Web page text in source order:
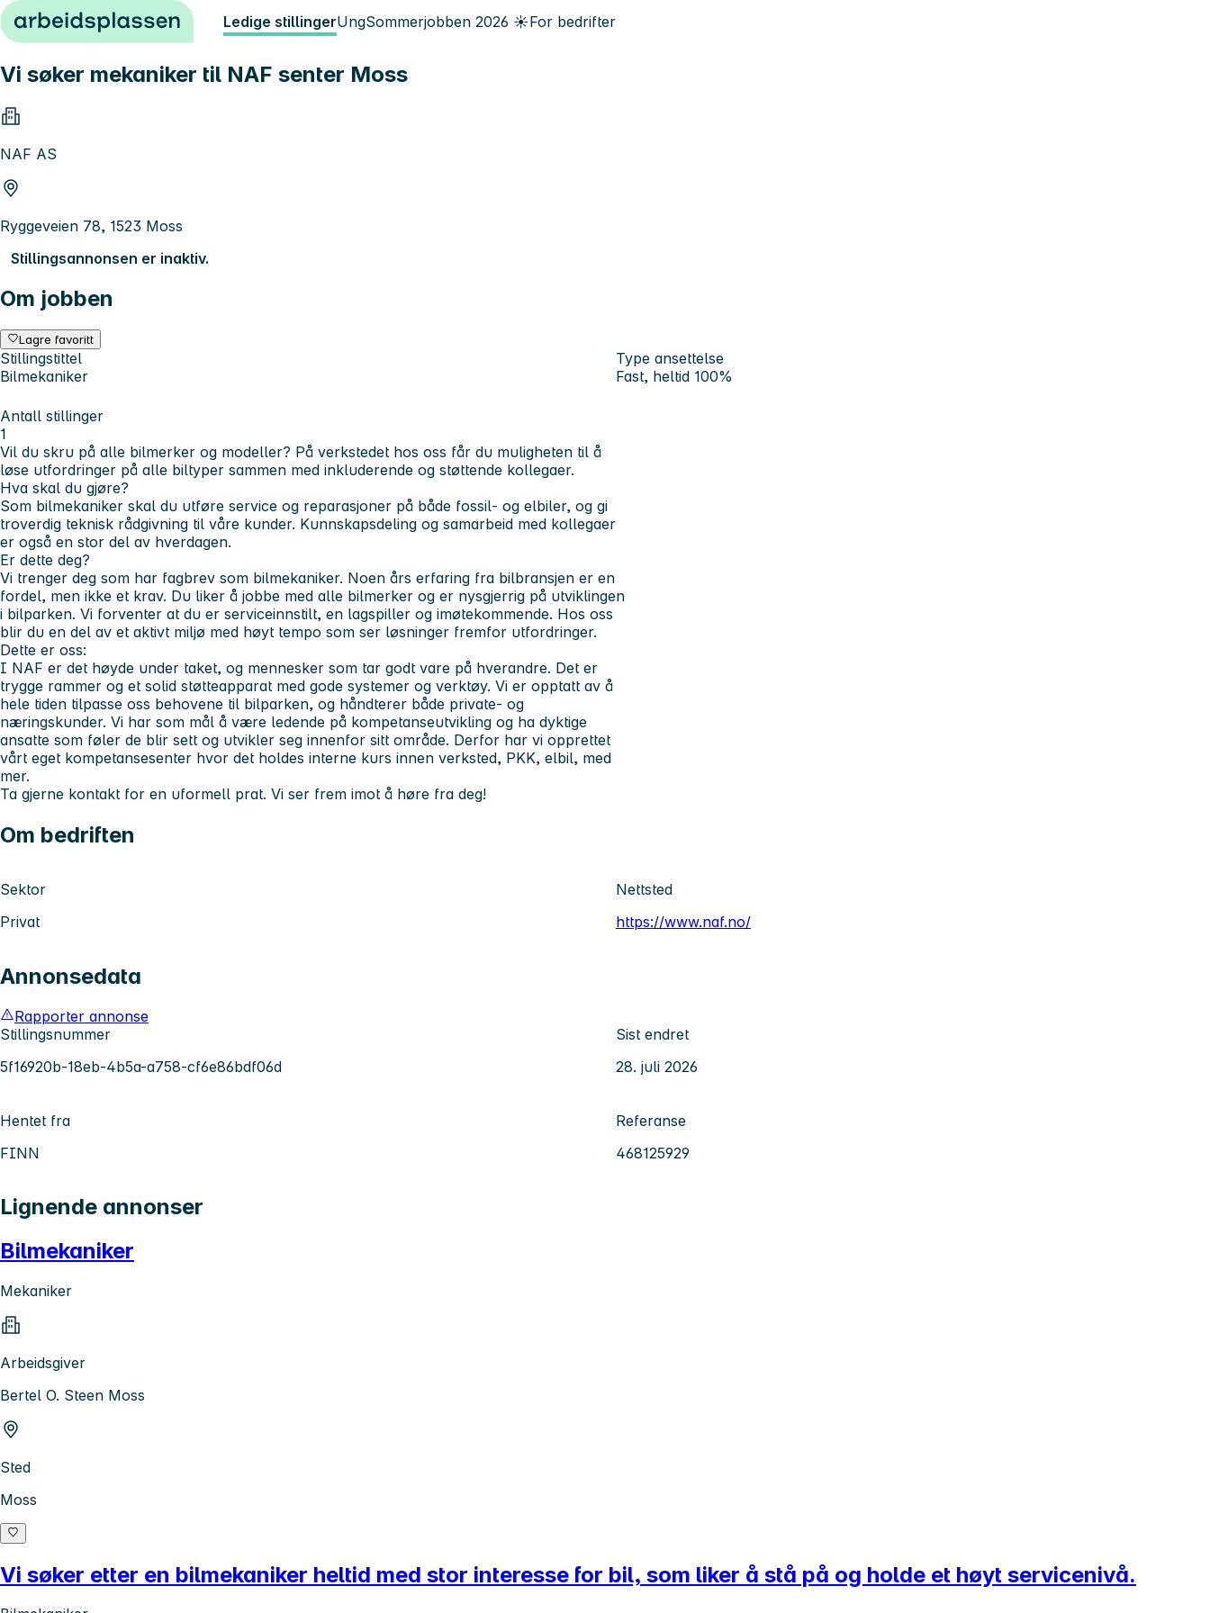
Hopp til innhold Ledige stillingerUngSommerjobben 2026 ☀️For bedrifter
Vi søker mekaniker til NAF senter Moss
NAF AS
Ryggeveien 78, 1523 Moss
Stillingsannonsen er inaktiv.
Om jobben
Lagre favoritt
Stillingstittel
Bilmekaniker
Type ansettelse
Fast, heltid 100%
Antall stillinger
1
Vil du skru på alle bilmerker og modeller? På verkstedet hos oss får du muligheten til å
løse utfordringer på alle biltyper sammen med inkluderende og støttende kollegaer.
Hva skal du gjøre?
Som bilmekaniker skal du utføre service og reparasjoner på både fossil- og elbiler, og gi
troverdig teknisk rådgivning til våre kunder. Kunnskapsdeling og samarbeid med kollegaer
er også en stor del av hverdagen.
Er dette deg?
Vi trenger deg som har fagbrev som bilmekaniker. Noen års erfaring fra bilbransjen er en
fordel, men ikke et krav. Du liker å jobbe med alle bilmerker og er nysgjerrig på utviklingen
i bilparken. Vi forventer at du er serviceinnstilt, en lagspiller og imøtekommende. Hos oss
blir du en del av et aktivt miljø med høyt tempo som ser løsninger fremfor utfordringer.
Dette er oss:
I NAF er det høyde under taket, og mennesker som tar godt vare på hverandre. Det er
trygge rammer og et solid støtteapparat med gode systemer og verktøy. Vi er opptatt av å
hele tiden tilpasse oss behovene til bilparken, og håndterer både private- og
næringskunder. Vi har som mål å være ledende på kompetanseutvikling og ha dyktige
ansatte som føler de blir sett og utvikler seg innenfor sitt område. Derfor har vi opprettet
vårt eget kompetansesenter hvor det holdes interne kurs innen verksted, PKK, elbil, med
mer.
Ta gjerne kontakt for en uformell prat. Vi ser frem imot å høre fra deg!
Om bedriften
Sektor
Privat
Nettsted
https://www.naf.no/
Annonsedata
Rapporter annonse
Stillingsnummer
5f16920b-18eb-4b5a-a758-cf6e86bdf06d
Sist endret
28. juli 2026
Hentet fra
FINN
Referanse
468125929
Lignende annonser
Bilmekaniker
Mekaniker
Arbeidsgiver
Bertel O. Steen Moss
Sted
Moss
Vi søker etter en bilmekaniker heltid med stor interesse for bil, som liker å stå på og holde et høyt servicenivå.